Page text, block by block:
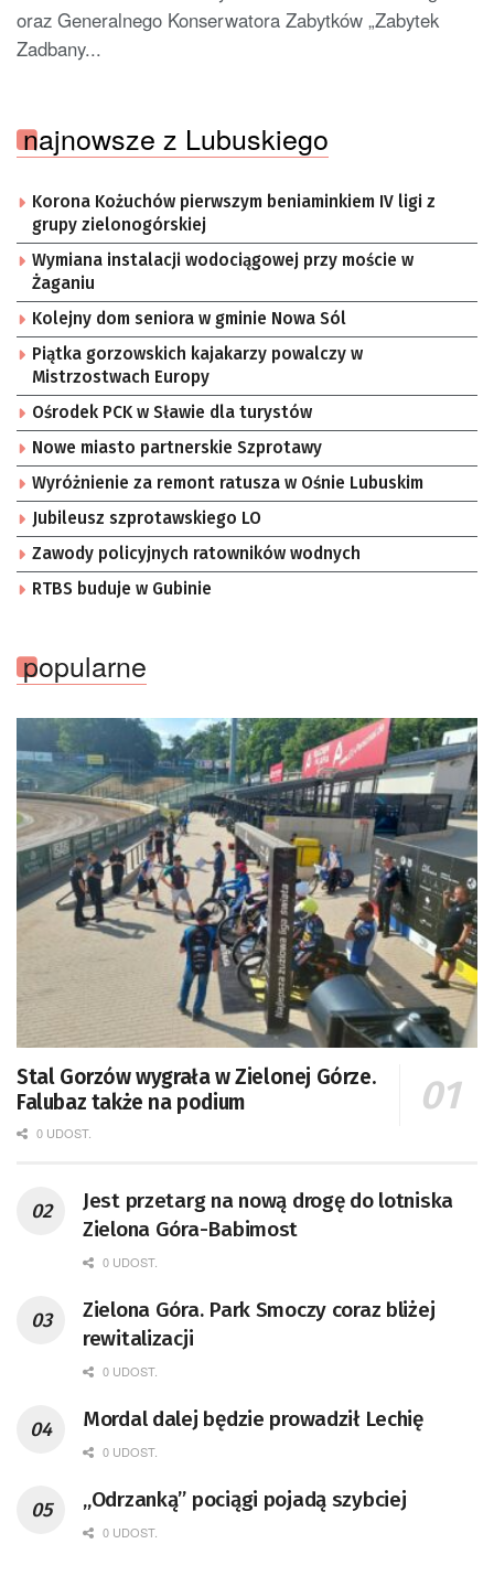
oraz Generalnego Konserwatora Zabytków „Zabytek
Zadbany...
najnowsze z Lubuskiego
Korona Kożuchów pierwszym beniaminkiem IV ligi z
grupy zielonogórskiej
Wymiana instalacji wodociągowej przy moście w
Żaganiu
Kolejny dom seniora w gminie Nowa Sól
Piątka gorzowskich kajakarzy powalczy w
Mistrzostwach Europy
Ośrodek PCK w Sławie dla turystów
Nowe miasto partnerskie Szprotawy
Wyróżnienie za remont ratusza w Ośnie Lubuskim
Jubileusz szprotawskiego LO
Zawody policyjnych ratowników wodnych
RTBS buduje w Gubinie
popularne
Stal Gorzów wygrała w Zielonej Górze.
Falubaz także na podium
0 UDOST.
Jest przetarg na nową drogę do lotniska
Zielona Góra-Babimost
0 UDOST.
Zielona Góra. Park Smoczy coraz bliżej
rewitalizacji
0 UDOST.
Mordal dalej będzie prowadził Lechię
0 UDOST.
„Odrzanką” pociągi pojadą szybciej
0 UDOST.